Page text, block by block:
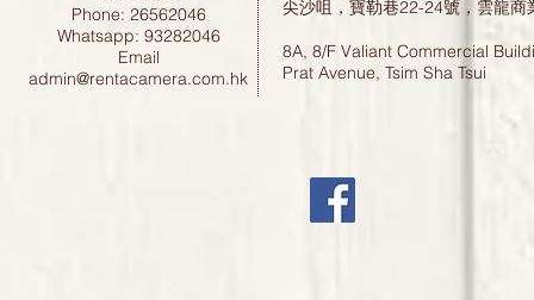
Phone: 26562046
Whatsapp: 93282046
Email
admin@rentacamera.com.hk
尖沙咀，寶勒巷22-24號，雲龍
8A, 8/F Valiant Commercial
Prat Avenue, Tsim Sha Tsui